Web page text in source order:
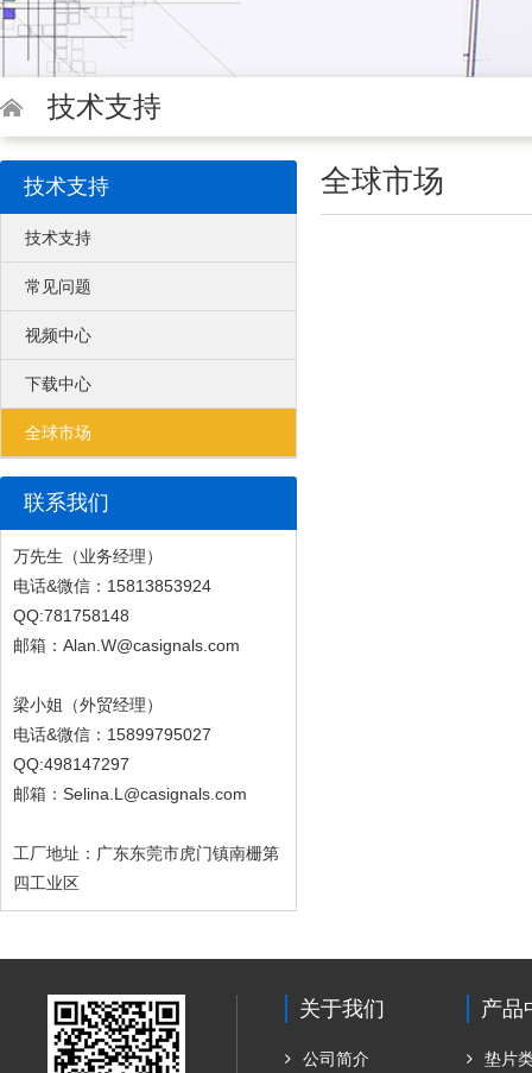
技术支持
技术支持
技术支持
常见问题
视频中心
下载中心
全球市场
联系我们
万先生（业务经理）
电话&微信：15813853924
QQ:781758148
邮箱：Alan.W@casignals.com
梁小姐（外贸经理）
电话&微信：15899795027
QQ:498147297
邮箱：Selina.L@casignals.com
工厂地址：广东东莞市虎门镇南栅第
四工业区
全球市场
关于我们
公司简介
产品
垫片